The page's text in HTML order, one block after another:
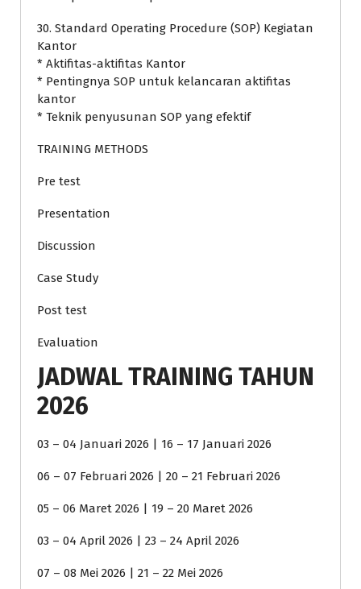
30. Standard Operating Procedure (SOP) Kegiatan
Kantor
* Aktifitas-aktifitas Kantor
* Pentingnya SOP untuk kelancaran aktifitas
kantor
* Teknik penyusunan SOP yang efektif
TRAINING METHODS
Pre test
Presentation
Discussion
Case Study
Post test
Evaluation
JADWAL TRAINING TAHUN
2026
03 – 04 Januari 2026 | 16 – 17 Januari 2026
06 – 07 Februari 2026 | 20 – 21 Februari 2026
05 – 06 Maret 2026 | 19 – 20 Maret 2026
03 – 04 April 2026 | 23 – 24 April 2026
07 – 08 Mei 2026 | 21 – 22 Mei 2026